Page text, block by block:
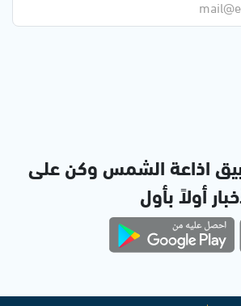
اذاعة الشمس وكن على
أولاً بأول